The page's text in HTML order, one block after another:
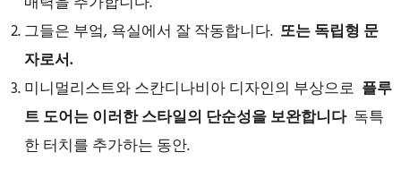
그들은 부엌, 욕실에서 잘 작동합니다. 또는 독립형 문
자로서.
미니멀리스트와 스칸디나비아 디자인의 부상으로 플루
트 도어는 이러한 스타일의 단순성을 보완합니다 독특
한 터치를 추가하는 동안.